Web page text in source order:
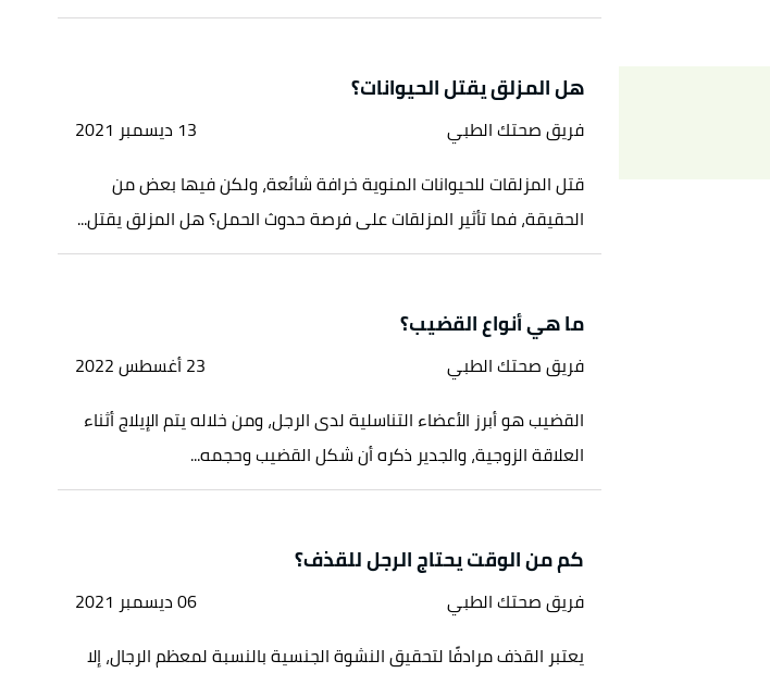
هل المزلق يقتل الحيوانات؟
فريق صحتك الطبي
13 ديسمبر 2021
قتل المزلقات للحيوانات المنوية خرافة شائعة، ولكن فيها بعض من
الحقيقة، فما تأثير المزلقات على فرصة حدوث الحمل؟ هل المزلق يقتل...
ما هي أنواع القضيب؟
فريق صحتك الطبي
23 أغسطس 2022
القضيب هو أبرز الأعضاء التناسلية لدى الرجل، ومن خلاله يتم الإيلاج أثناء
العلاقة الزوجية، والجدير ذكره أن شكل القضيب وحجمه...
كم من الوقت يحتاج الرجل للقذف؟
فريق صحتك الطبي
06 ديسمبر 2021
يعتبر القذف مرادفًا لتحقيق النشوة الجنسية بالنسبة لمعظم الرجال، إلا